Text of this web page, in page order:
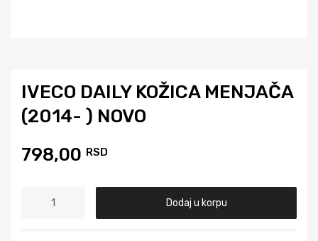
IVECO DAILY KOŽICA MENJAČA
(2014- ) NOVO
798,00 RSD
Dodaj u korpu